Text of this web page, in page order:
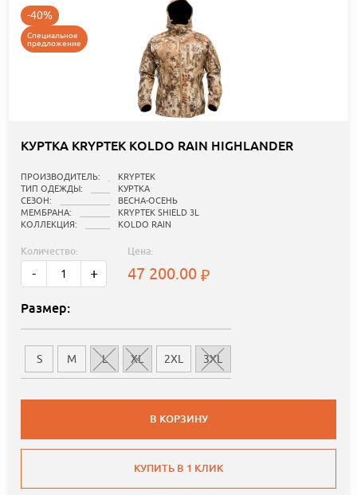
-40%
Специальное
предложение
КУРТКА KRYPTEK KOLDO RAIN HIGHLANDER
ПРОИЗВОДИТЕЛЬ:
KRYPTEK
ТИП ОДЕЖДЫ:
КУРТКА
СЕЗОН:
ВЕСНА-ОСЕНЬ
МЕМБРАНА:
KRYPTEK SHIELD 3L
КОЛЛЕКЦИЯ:
KOLDO RAIN
Количество:
- +
Цена:
47 200.00
Размер:
S M L XL 2XL 3XL
В КОРЗИНУ
КУПИТЬ В 1 КЛИК